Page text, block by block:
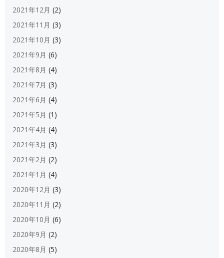
2021年12月 (2)
2021年11月 (3)
2021年10月 (3)
2021年9月 (6)
2021年8月 (4)
2021年7月 (3)
2021年6月 (4)
2021年5月 (1)
2021年4月 (4)
2021年3月 (3)
2021年2月 (2)
2021年1月 (4)
2020年12月 (3)
2020年11月 (2)
2020年10月 (6)
2020年9月 (2)
2020年8月 (5)